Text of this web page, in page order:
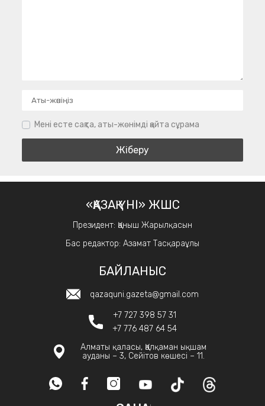
Мені есте сақта, аты-жөнімді қайта сұрама
«ҚАЗАҚ ҮНІ» ЖШС
Президент: Қаныш Жарылқасын
Бас редактор: Азамат Тасқараұлы
БАЙЛАНЫС
qazaquni.gazeta@gmail.com
+7 727 398 57 31
+7 776 487 64 54
Алматы қаласы, Қалқаман ықшам
ауданы – 3, Сейітов көшесі – 11.